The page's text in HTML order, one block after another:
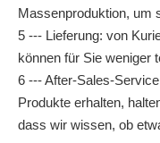
Massenproduktion, um
5 --- Lieferung: von
können für Sie weniger
6 --- After-Sales-
Produkte erhalten,
dass wir wissen, ob